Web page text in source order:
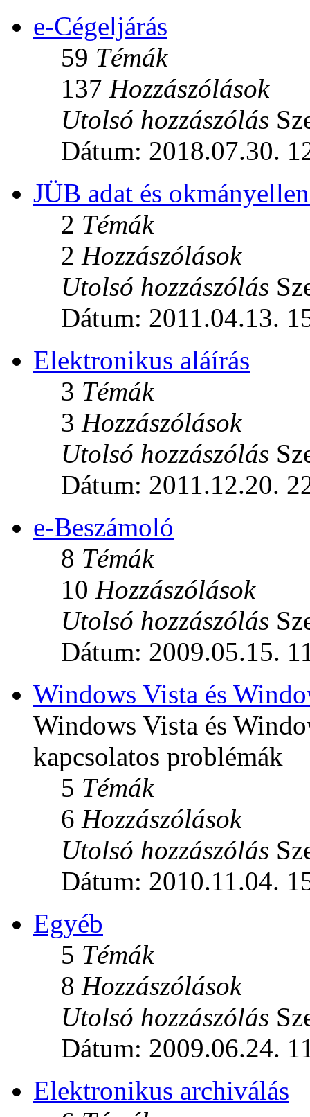
e-Cégeljárás
59 Témák
137 Hozzászólások
Utolsó hozzászólás
Dátum: 2018.07.30.
JÜB adat és
2 Témák
2 Hozzászólások
Utolsó hozzászólás
Dátum: 2011.04.13.
Elektronikus aláírás
3 Témák
3 Hozzászólások
Utolsó hozzászólás
Dátum: 2011.12.20.
e-Beszámoló
8 Témák
10 Hozzászólások
Utolsó hozzászólás
Dátum: 2009.05.15.
Windows Vista és
Windows Vista és
kapcsolatos problémák
5 Témák
6 Hozzászólások
Utolsó hozzászólás
Dátum: 2010.11.04.
Egyéb
5 Témák
8 Hozzászólások
Utolsó hozzászólás
Dátum: 2009.06.24.
Elektronikus archiválás